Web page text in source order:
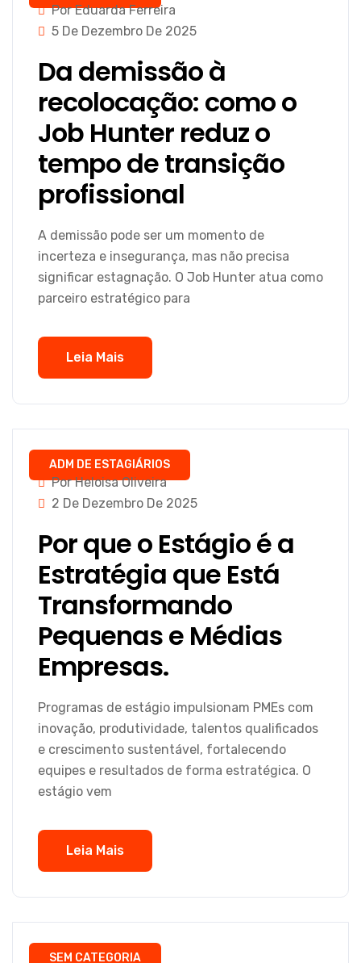
Por Eduarda Ferreira
5 De Dezembro De 2025
Da demissão à
recolocação: como o
Job Hunter reduz o
tempo de transição
profissional
A demissão pode ser um momento de
incerteza e insegurança, mas não precisa
significar estagnação. O Job Hunter atua como
parceiro estratégico para
Leia Mais
ADM DE ESTAGIÁRIOS
Por Heloisa Oliveira
2 De Dezembro De 2025
Por que o Estágio é a
Estratégia que Está
Transformando
Pequenas e Médias
Empresas.
Programas de estágio impulsionam PMEs com
inovação, produtividade, talentos qualificados
e crescimento sustentável, fortalecendo
equipes e resultados de forma estratégica. O
estágio vem
Leia Mais
SEM CATEGORIA